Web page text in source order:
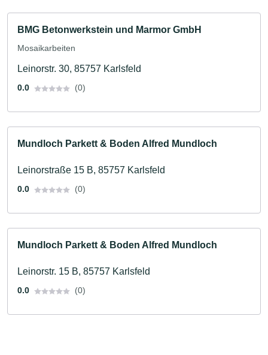
BMG Betonwerkstein und Marmor GmbH
Mosaikarbeiten
Leinorstr. 30, 85757 Karlsfeld
0.0 (0)
Mundloch Parkett & Boden Alfred Mundloch
Leinorstraße 15 B, 85757 Karlsfeld
0.0 (0)
Mundloch Parkett & Boden Alfred Mundloch
Leinorstr. 15 B, 85757 Karlsfeld
0.0 (0)